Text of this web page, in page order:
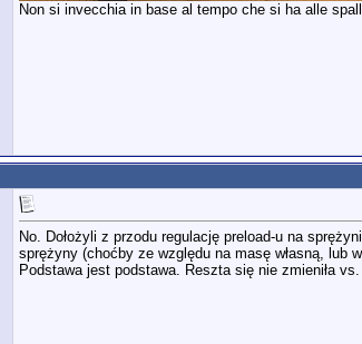
Non si invecchia in base al tempo che si ha alle
No. Dołożyli z przodu regulację preload-u na
sprężyny (choćby ze względu na masę własną, lub
Podstawa jest podstawa. Reszta się nie zmieniła vs.